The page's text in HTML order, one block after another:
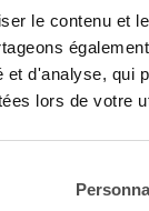
le contenu et
d'analyse,
lors de votre